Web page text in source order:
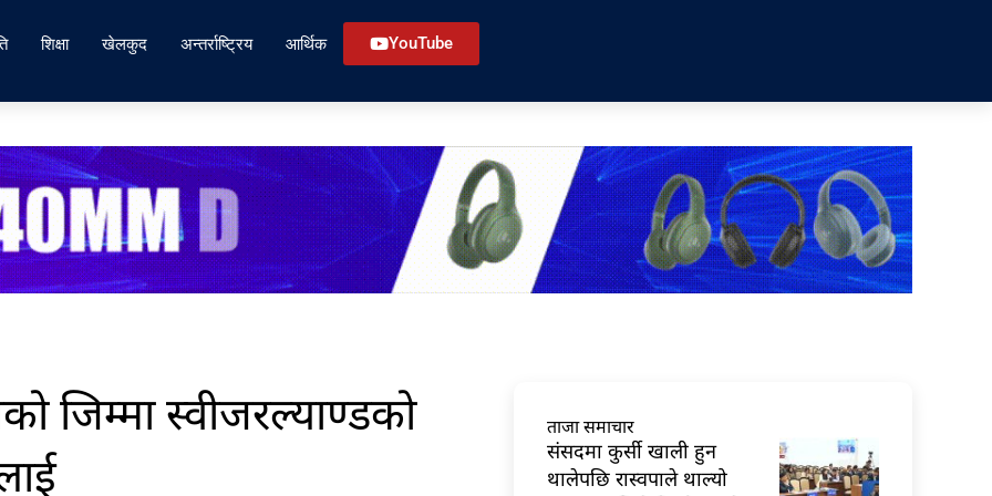
शिक्षा खेलकुद अन्तर्राष्ट्रिय आर्थिक YouTube
जिम्मा स्वीजरल्याण्डको
ताजा समाचार
संसदमा कुर्सी खाली हुन
थालेपछि रास्वपाले थाल्यो